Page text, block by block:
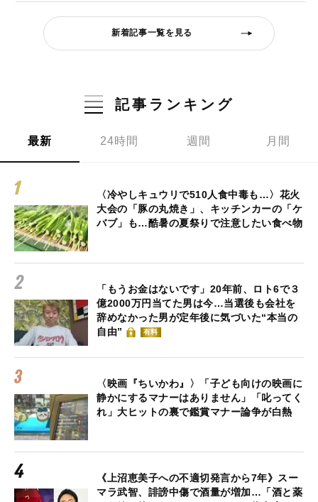
新着記事一覧を見る
記事ランキング
最新 24時間 週間 月間
〈冷やしキュウリで510人食中毒も…〉花火
大会の「豚の丸焼き」、キッチンカーの「ケ
バブ」も…酷暑の夏祭りで注意したい食べ物
「もうお金はないです」20年前、ロト6で３
億2000万円当てた男は今…当選後も会社を
辞めなかった男が定年後に気づいた“本当の
自由”
有料
〈映画『ちいかわ』〉「子ども向けの映画に
静かにするマナーはありません」「叱ってく
れ」大ヒットの裏で鑑賞マナー論争が白熱
《上沼恵美子への不適切発言から7年》スー
マラ武智、誹謗中傷で酒量が増加…「酒と薬